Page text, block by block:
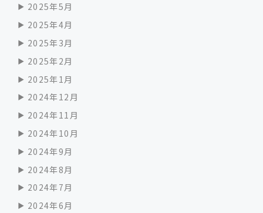
2025年5月
2025年4月
2025年3月
2025年2月
2025年1月
2024年12月
2024年11月
2024年10月
2024年9月
2024年8月
2024年7月
2024年6月